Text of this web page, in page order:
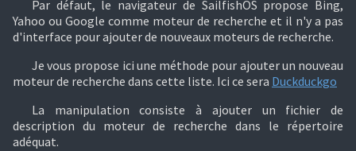
Par défaut, le navigateur de SailfishOS propose Bing,
Yahoo ou Google comme moteur de recherche et il n'y a pas
d'interface pour ajouter de nouveaux moteurs de recherche.
Je vous propose ici une méthode pour ajouter un nouveau
moteur de recherche dans cette liste. Ici ce sera Duckduckgo
La manipulation consiste à ajouter un fichier de
description du moteur de recherche dans le répertoire
adéquat.